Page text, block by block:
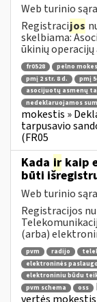
Web turinio
Registracijos
skelbiama:
ūkinių operacijų
fr0528 pelno
pmį 2 str. 8 d.
pmį
asocijuotų asmenų
nedeklaruojamos
mokestis »
tarpusavio
(FR05
Kada ir kaip
būti
Web turinio
Registracijos
(arba)
pvm radijo
elektroninės
elektroniniu būdu
pvm schema
oss